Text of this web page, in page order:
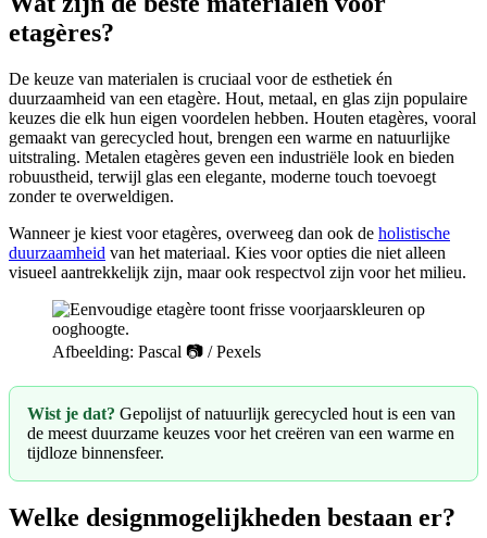
etagères?
De keuze van materialen is cruciaal voor de esthetiek én
duurzaamheid van een etagère. Hout, metaal, en glas zijn populaire
keuzes die elk hun eigen voordelen hebben. Houten etagères, vooral
gemaakt van gerecycled hout, brengen een warme en natuurlijke
uitstraling. Metalen etagères geven een industriële look en bieden
robuustheid, terwijl glas een elegante, moderne touch toevoegt
zonder te overweldigen.
Wanneer je kiest voor etagères, overweeg dan ook de holistische
duurzaamheid van het materiaal. Kies voor opties die niet alleen
visueel aantrekkelijk zijn, maar ook respectvol zijn voor het milieu.
Afbeelding: Pascal 📷 / Pexels
Wist je dat? Gepolijst of natuurlijk gerecycled hout is een van
de meest duurzame keuzes voor het creëren van een warme en
tijdloze binnensfeer.
Welke designmogelijkheden bestaan er?